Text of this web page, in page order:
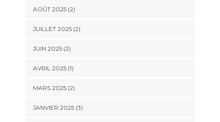
AOÛT 2025(2)
JUILLET 2025(2)
JUIN 2025(2)
AVRIL 2025(1)
MARS 2025(2)
JANVIER 2025(3)